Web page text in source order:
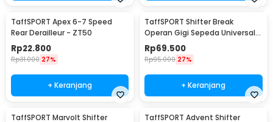
TaffSPORT Apex 6-7 Speed
Rear Derailleur - ZT50
Rp22.800
Rp31.000 27%
+ Keranjang
TaffSPORT Shifter Break
Operan Gigi Sepeda Universal
3x9 Speed 2 PCS - SL-M370
Rp69.500
Rp95.000 27%
+ Keranjang
TaffSPORT Marvolt Shifter TaffSPORT Advent Shifter